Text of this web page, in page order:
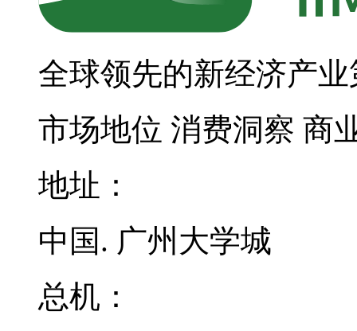
全球领先的新经济产
市场地位 消费洞察 商
地址：
中国. 广州大学城
总机：